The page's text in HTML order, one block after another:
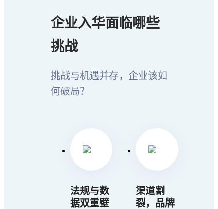
企业入华面临哪些
挑战
挑战与机遇并存，企业该如
何破局？
法规与数
据双重壁
渠道割
裂，品牌